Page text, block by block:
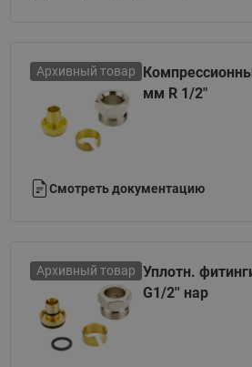
Архивный товар
мм R 1/2"
Смотреть документацию
Архивный товар Уплотн.
G1/2'' нар